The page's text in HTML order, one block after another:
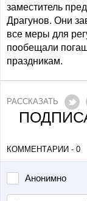
заместитель
Драгунов. Они
все меры для
пообещали
праздникам.
РАССКАЗАТЬ
КОММЕНТАРИИ - 0
Анонимно